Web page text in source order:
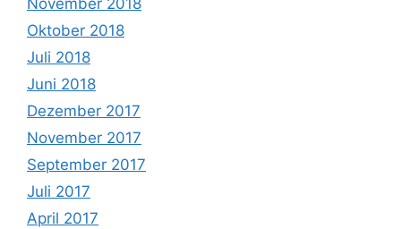
November 2018
Oktober 2018
Juli 2018
Juni 2018
Dezember 2017
November 2017
September 2017
Juli 2017
April 2017